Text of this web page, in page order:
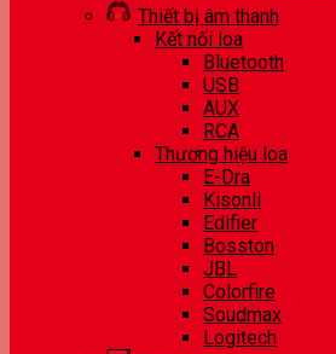
Thiết bị âm thanh
Kết nối loa
Bluetooth
USB
AUX
RCA
Thương hiệu loa
E-Dra
Kisonli
Edifier
Bosston
JBL
Colorfire
Soudmax
Logitech